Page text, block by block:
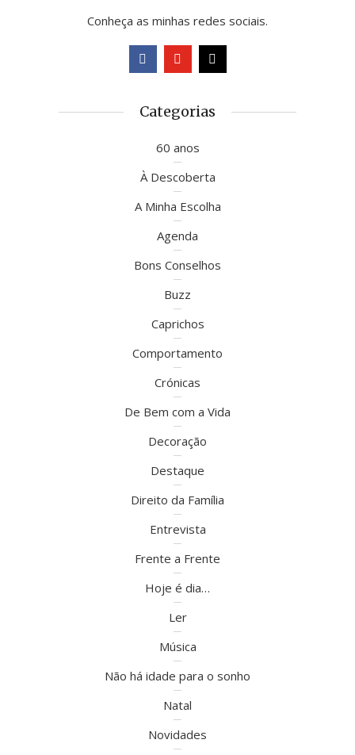
Conheça as minhas redes sociais.
Categorias
60 anos
À Descoberta
A Minha Escolha
Agenda
Bons Conselhos
Buzz
Caprichos
Comportamento
Crónicas
De Bem com a Vida
Decoração
Destaque
Direito da Família
Entrevista
Frente a Frente
Hoje é dia…
Ler
Música
Não há idade para o sonho
Natal
Novidades